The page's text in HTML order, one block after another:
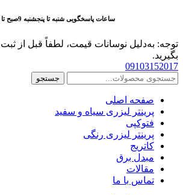
محتوا
ساعات پاسخگویی شنبه تا پنجشنبه 9صبح تا 9 شب
توجه: به‌دلیل نوسانات قیمت، لطفاً قبل از
بگیرید.
09103152017
جستجو
جستجو
صفحه اصلی
پرینتر لیزری سیاه و سفید
فتوکپی
پرینتر لیزری رنگی
کاتریج
مبدل برق
مقالات
تماس با ما